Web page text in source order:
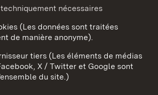
Confidentialité
nécessaires
(Les données sont traitées
de manière anonyme).
tiers (Les éléments de médias
X / Twitter et Google sont
du site.)